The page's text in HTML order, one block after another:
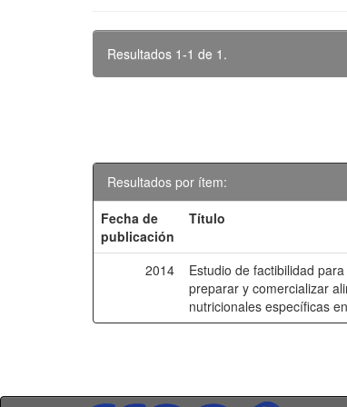
Resultados 1-1 de 1.
Resultados por ítem:
Fecha de
publicación
Título
2014
Estudio de factibilidad
preparar y comercializar
nutricionales específicas